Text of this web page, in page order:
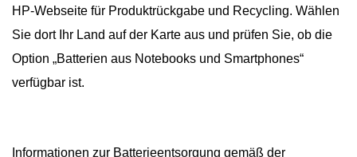
HP-Webseite für Produktrückgabe und Recycling. Wählen
Sie dort Ihr Land auf der Karte aus und prüfen Sie, ob die
Option „Batterien aus Notebooks und Smartphones“
verfügbar ist.
Informationen zur Batterieentsorgung gemäß der